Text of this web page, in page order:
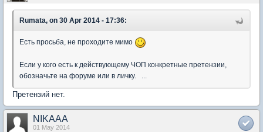
Rumata, on 30 Apr 2014 - 17:36:
Есть просьба, не проходите мимо
Если у кого есть к действующему ЧОП конкретные претензии,
обозначьте на форуме или в личку. ...
Претензий нет.
NIKAAA
01 May 2014